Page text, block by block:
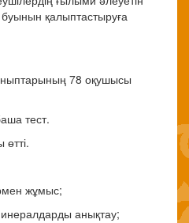
қалыптастыруға
78 оқушысы
тест.
жұмыс;
анықтау;